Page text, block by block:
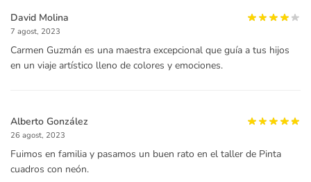
David Molina
7 agost, 2023
Carmen Guzmán es una maestra excepcional que guía a tus hijos
en un viaje artístico lleno de colores y emociones.
Alberto González
26 agost, 2023
Fuimos en familia y pasamos un buen rato en el taller de Pinta
cuadros con neón.